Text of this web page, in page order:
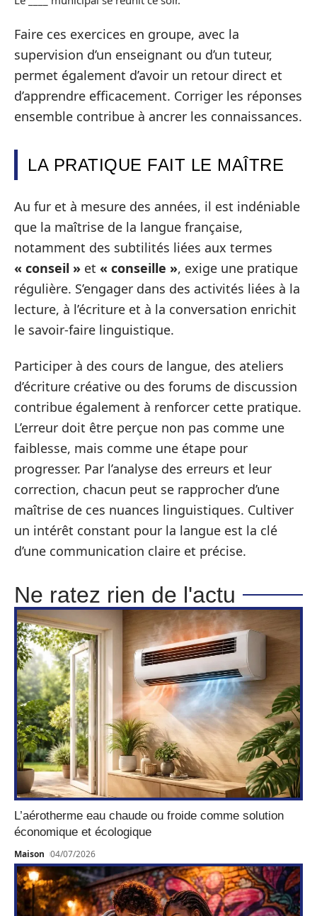
Faire ces exercices en groupe, avec la
supervision d’un enseignant ou d’un tuteur,
permet également d’avoir un retour direct et
d’apprendre efficacement. Corriger les réponses
ensemble contribue à ancrer les connaissances.
LA PRATIQUE FAIT LE MAÎTRE
Au fur et à mesure des années, il est indéniable
que la maîtrise de la langue française,
notamment des subtilités liées aux termes
« conseil » et « conseille », exige une pratique
régulière. S’engager dans des activités liées à la
lecture, à l’écriture et à la conversation enrichit
le savoir-faire linguistique.
Participer à des cours de langue, des ateliers
d’écriture créative ou des forums de discussion
contribue également à renforcer cette pratique.
L’erreur doit être perçue non pas comme une
faiblesse, mais comme une étape pour
progresser. Par l’analyse des erreurs et leur
correction, chacun peut se rapprocher d’une
maîtrise de ces nuances linguistiques. Cultiver
un intérêt constant pour la langue est la clé
d’une communication claire et précise.
Ne ratez rien de l'actu
L’aérotherme eau chaude ou froide comme solution
économique et écologique
Maison 04/07/2026